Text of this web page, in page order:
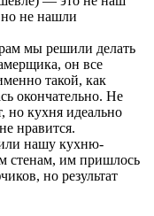
не нашли
мы решили делать
он все
такой, как
окончательно. Не
но кухня идеально
нравится.
нашу кухню-
стенам, им пришлось
но результат